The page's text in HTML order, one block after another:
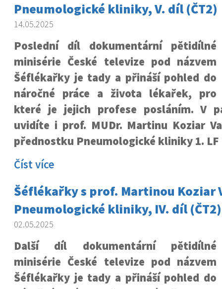
Pneumologické kliniky, V. díl (ČT2)
14.05.2025
Poslední díl dokumentární pětidílné
minisérie České televize pod názvem
Šéflékařky je tady a přináší pohled do
náročné práce a života lékařek, pro
které je jejich profese posláním. V
uvidíte i prof. MUDr. Martinu Koziar
přednostku Pneumologické kliniky 1. LF
Číst více
Šéflékařky s prof. Martinou Koziar
Pneumologické kliniky, IV. díl (ČT2)
02.05.2025
Další díl dokumentární pětidílné
minisérie České televize pod názvem
Šéflékařky je tady a přináší pohled do